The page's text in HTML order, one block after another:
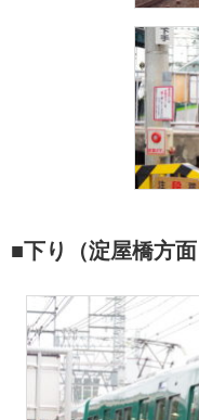
■下り（淀屋橋方